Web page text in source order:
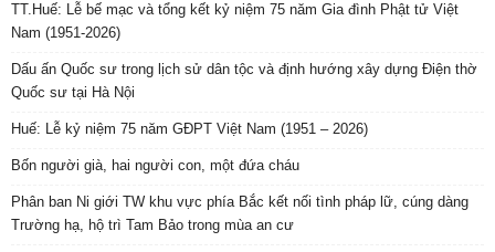
TT.Huế: Lễ bế mạc và tổng kết kỷ niệm 75 năm Gia đình Phật tử Việt
Nam (1951-2026)
Dấu ấn Quốc sư trong lịch sử dân tộc và định hướng xây dựng Điện thờ
Quốc sư tại Hà Nội
Huế: Lễ kỷ niệm 75 năm GĐPT Việt Nam (1951 – 2026)
Bốn người già, hai người con, một đứa cháu
Phân ban Ni giới TW khu vực phía Bắc kết nối tình pháp lữ, cúng dàng
Trường hạ, hộ trì Tam Bảo trong mùa an cư